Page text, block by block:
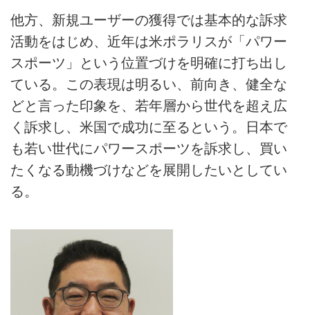
他方、新規ユーザーの獲得では基本的な訴求
活動をはじめ、近年は米ポラリスが「パワー
スポーツ」という位置づけを明確に打ち出し
ている。この表現は明るい、前向き、健全な
どと言った印象を、若年層から世代を超え広
く訴求し、米国で成功に至るという。日本で
も若い世代にパワースポーツを訴求し、買い
たくなる動機づけなどを展開したいとしてい
る。